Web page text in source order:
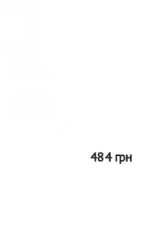
484 грн